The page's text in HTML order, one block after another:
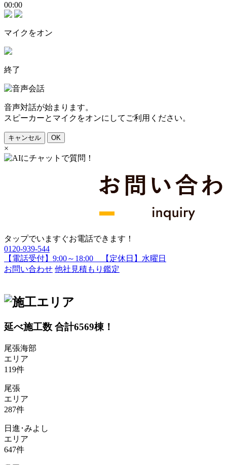
00:00
マイクをオン
終了
音声対話が始まります。
スピーカーとマイクをオンにしてご利用ください。
キャンセル OK
×
タップでいますぐお電話できます！
0120-939-544
【電話受付】9:00～18:00 【定休日】水曜日
お問い合わせ 他社見積もり鑑定
延べ施工数 合計6569棟！
尾張海部
エリア
119件
尾張
エリア
287件
日進･みよし
エリア
647件